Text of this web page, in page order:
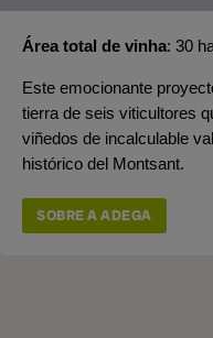
Área total de vinha 30
Este emocionante
tierra de seis viticultores
viñedos de incalculable
histórico del Montsant.
SOBRE A ADEGA